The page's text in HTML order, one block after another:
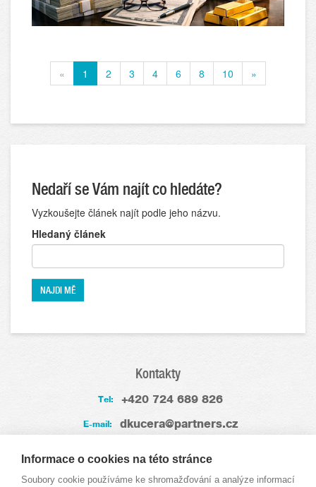
« 1 2 3 4 6 8 10 »
Nedaří se Vám najít co hledáte?
Vyzkoušejte článek najít podle jeho názvu.
Hledaný článek
Kontakty
Tel: +420 724 689 826
E-mail: dkucera@partners.cz
Zkušenosti
Informace o cookies na této stránce
Soubory cookie používáme ke shromažďování a analýze informací